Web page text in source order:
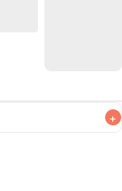
+
くお早めにお召